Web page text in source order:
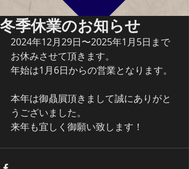
冬季休業のお知らせ
2024年12月29日〜2025年1月5日まで
お休みさせて頂きます。
年始は1月6日からの営業となります。
本年は御贔屓頂きまして誠にありがと
うございました。
来年も宜しく御願い致します！